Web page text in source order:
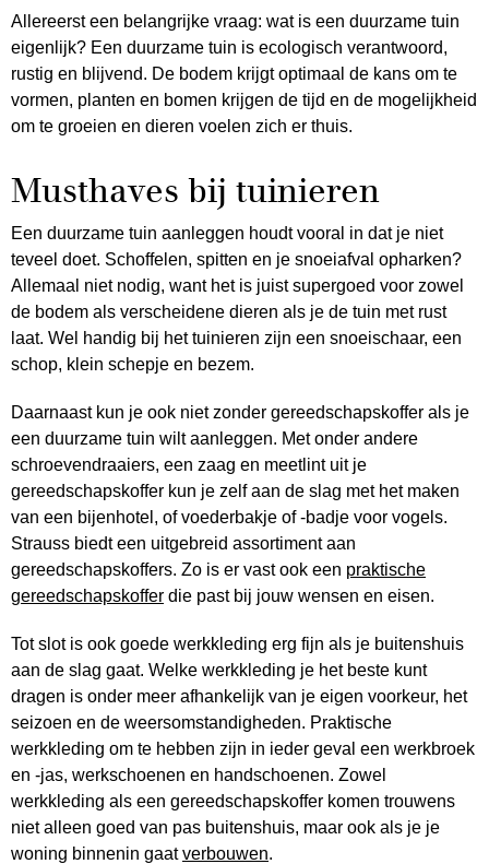
Allereerst een belangrijke vraag: wat is een duurzame tuin
eigenlijk? Een duurzame tuin is ecologisch verantwoord,
rustig en blijvend. De bodem krijgt optimaal de kans om te
vormen, planten en bomen krijgen de tijd en de mogelijkheid
om te groeien en dieren voelen zich er thuis.
Musthaves bij tuinieren
Een duurzame tuin aanleggen houdt vooral in dat je niet
teveel doet. Schoffelen, spitten en je snoeiafval opharken?
Allemaal niet nodig, want het is juist supergoed voor zowel
de bodem als verscheidene dieren als je de tuin met rust
laat. Wel handig bij het tuinieren zijn een snoeischaar, een
schop, klein schepje en bezem.
Daarnaast kun je ook niet zonder gereedschapskoffer als je
een duurzame tuin wilt aanleggen. Met onder andere
schroevendraaiers, een zaag en meetlint uit je
gereedschapskoffer kun je zelf aan de slag met het maken
van een bijenhotel, of voederbakje of -badje voor vogels.
Strauss biedt een uitgebreid assortiment aan
gereedschapskoffers. Zo is er vast ook een praktische
gereedschapskoffer die past bij jouw wensen en eisen.
Tot slot is ook goede werkkleding erg fijn als je buitenshuis
aan de slag gaat. Welke werkkleding je het beste kunt
dragen is onder meer afhankelijk van je eigen voorkeur, het
seizoen en de weersomstandigheden. Praktische
werkkleding om te hebben zijn in ieder geval een werkbroek
en -jas, werkschoenen en handschoenen. Zowel
werkkleding als een gereedschapskoffer komen trouwens
niet alleen goed van pas buitenshuis, maar ook als je je
woning binnenin gaatverbouwen.